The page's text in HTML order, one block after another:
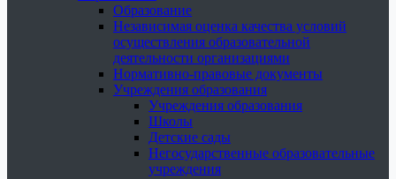
Образование
Независимая оценка качества условий
осуществления образовательной
деятельности организациями
Нормативно-правовые документы
Учреждения образования
Учреждения образования
Школы
Детские сады
Негосударственные образовательные
учреждения